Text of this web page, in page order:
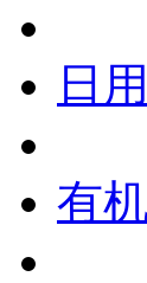
日
有